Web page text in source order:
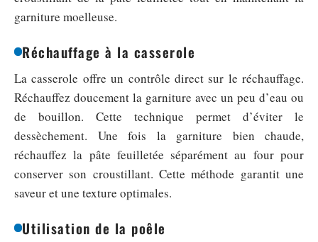
garniture moelleuse.
Réchauffage à la casserole
La casserole offre un contrôle direct sur le réchauffage.
Réchauffez doucement la garniture avec un peu d’eau ou
de bouillon. Cette technique permet d’éviter le
dessèchement. Une fois la garniture bien chaude,
réchauffez la pâte feuilletée séparément au four pour
conserver son croustillant. Cette méthode garantit une
saveur et une texture optimales.
Utilisation de la poêle